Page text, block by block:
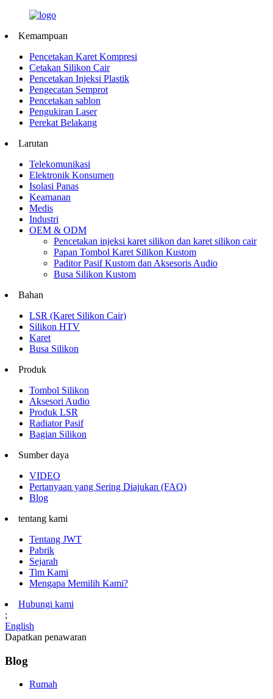
Kemampuan
Pencetakan Karet Kompresi
Cetakan Silikon Cair
Pencetakan Injeksi Plastik
Pengecatan Semprot
Pencetakan sablon
Pengukiran Laser
Perekat Belakang
Larutan
Telekomunikasi
Elektronik Konsumen
Isolasi Panas
Keamanan
Medis
Industri
OEM & ODM
Pencetakan injeksi karet silikon dan karet silikon cair
Papan Tombol Karet Silikon Kustom
Paditor Pasif Kustom dan Aksesoris Audio
Busa Silikon Kustom
Bahan
LSR (Karet Silikon Cair)
Silikon HTV
Karet
Busa Silikon
Produk
Tombol Silikon
Aksesori Audio
Produk LSR
Radiator Pasif
Bagian Silikon
Sumber daya
VIDEO
Pertanyaan yang Sering Diajukan (FAQ)
Blog
tentang kami
Tentang JWT
Pabrik
Sejarah
Tim Kami
Mengapa Memilih Kami?
Hubungi kami
;
English
Dapatkan penawaran
Blog
Rumah